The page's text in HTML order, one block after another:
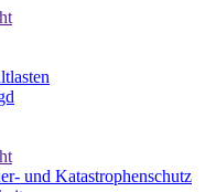
und Katastrophenschutz